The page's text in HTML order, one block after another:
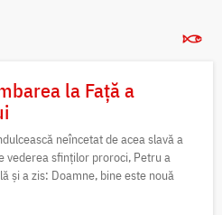
la Față a
neîncetat de acea slavă a
vederea sfinților proroci, Petru a
și a zis: Doamne, bine este nouă